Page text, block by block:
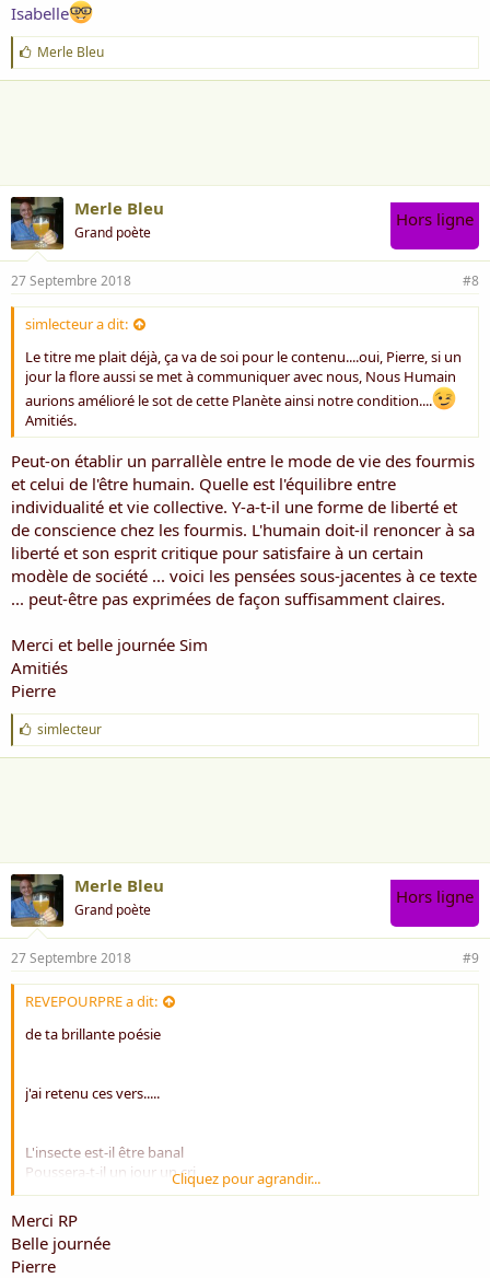
Isabelle
J
'
a
Merle Bleu
Merle Bleu
Grand poète
Hors ligne
27 Septembre 2018 #8
simlecteur a dit:
Le titre me plait déjà, ça va de soi pour le contenu....oui, Pierre, si un
jour la flore aussi se met à communiquer avec nous, Nous Humain
aurions amélioré le sot de cette Planète ainsi notre condition....
Amitiés.
Peut-on établir un parrallèle entre le mode de vie des fourmis
et celui de l'être humain. Quelle est l'équilibre entre
individualité et vie collective. Y-a-t-il une forme de liberté et
de conscience chez les fourmis. L'humain doit-il renoncer à sa
liberté et son esprit critique pour satisfaire à un certain
modèle de société ... voici les pensées sous-jacentes à ce texte
... peut-être pas exprimées de façon suffisamment claires.
Merci et belle journée Sim
Amitiés
Pierre
J
'
a
simlecteur
Merle Bleu
Grand poète
Hors ligne
27 Septembre 2018 #9
REVEPOURPRE a dit:
de ta brillante poésie
j'ai retenu ces vers.....
L'insecte est-il être banal
Poussera-t-il un jour un cri
Nous dira-t-il le bien __ le mal
Les mots du cœur et de l'esprit
Cliquez pour agrandir...
Merci RP
Belle journée
Pierre